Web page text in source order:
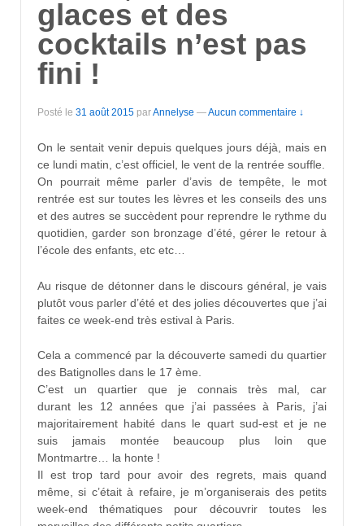
glaces et des
cocktails n’est pas
fini !
Posté le 31 août 2015 parAnnelyse —Aucun commentaire ↓
On le sentait venir depuis quelques jours déjà, mais en
ce lundi matin, c’est officiel, le vent de la rentrée souffle.
On pourrait même parler d’avis de tempête, le mot
rentrée est sur toutes les lèvres et les conseils des uns
et des autres se succèdent pour reprendre le rythme du
quotidien, garder son bronzage d’été, gérer le retour à
l’école des enfants, etc etc…
Au risque de détonner dans le discours général, je vais
plutôt vous parler d’été et des jolies découvertes que j’ai
faites ce week-end très estival à Paris.
Cela a commencé par la découverte samedi du quartier
des Batignolles dans le 17 ème.
C’est un quartier que je connais très mal, car
durant les 12 années que j’ai passées à Paris, j’ai
majoritairement habité dans le quart sud-est et je ne
suis jamais montée beaucoup plus loin que
Montmartre… la honte !
Il est trop tard pour avoir des regrets, mais quand
même, si c’était à refaire, je m’organiserais des petits
week-end thématiques pour découvrir toutes les